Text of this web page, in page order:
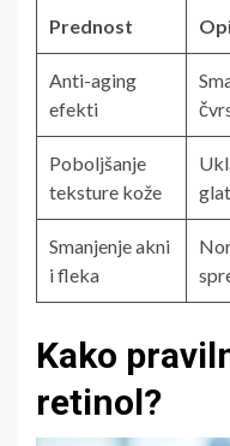
Prednost
Anti-aging
efekti
Poboljšanje
teksture kože
Smanjenje akni
i fleka
Kako
retinol?